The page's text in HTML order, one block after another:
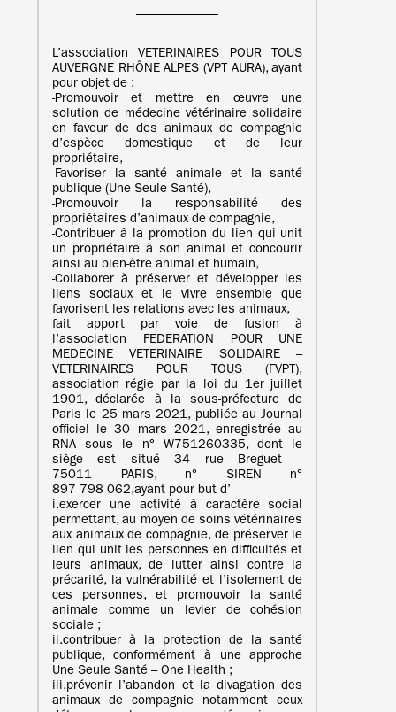
L’association VETERINAIRES POUR TOUS
AUVERGNE RHÔNE ALPES (VPT AURA), ayant
pour objet de :
‐Promouvoir et mettre en œuvre une
solution de médecine vétérinaire solidaire
en faveur de des animaux de compagnie
d’espèce domestique et de leur
propriétaire,
‐Favoriser la santé animale et la santé
publique (Une Seule Santé),
‐Promouvoir la responsabilité des
propriétaires d’animaux de compagnie,
‐Contribuer à la promotion du lien qui unit
un propriétaire à son animal et concourir
ainsi au bien-être animal et humain,
‐Collaborer à préserver et développer les
liens sociaux et le vivre ensemble que
favorisent les relations avec les animaux,
fait apport par voie de fusion à
l’association FEDERATION POUR UNE
MEDECINE VETERINAIRE SOLIDAIRE –
VETERINAIRES POUR TOUS (FVPT),
association régie par la loi du 1er juillet
1901, déclarée à la sous-préfecture de
Paris le 25 mars 2021, publiée au Journal
officiel le 30 mars 2021, enregistrée au
RNA sous le n° W751260335, dont le
siège est situé 34 rue Breguet –
75011 PARIS, n° SIREN n°
897 798 062,ayant pour but d’
i.exercer une activité à caractère social
permettant, au moyen de soins vétérinaires
aux animaux de compagnie, de préserver le
lien qui unit les personnes en difficultés et
leurs animaux, de lutter ainsi contre la
précarité, la vulnérabilité et l’isolement de
ces personnes, et promouvoir la santé
animale comme un levier de cohésion
sociale ;
ii.contribuer à la protection de la santé
publique, conformément à une approche
Une Seule Santé – One Health ;
iii.prévenir l’abandon et la divagation des
animaux de compagnie notamment ceux